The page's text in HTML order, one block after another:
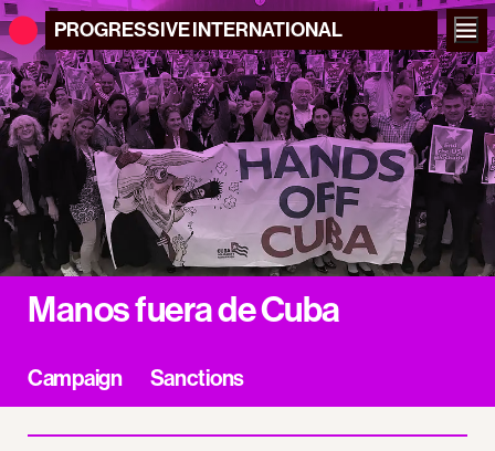
PROGRESSIVEINTERNATIONAL
Manos fuera de Cuba
Campaign Sanctions